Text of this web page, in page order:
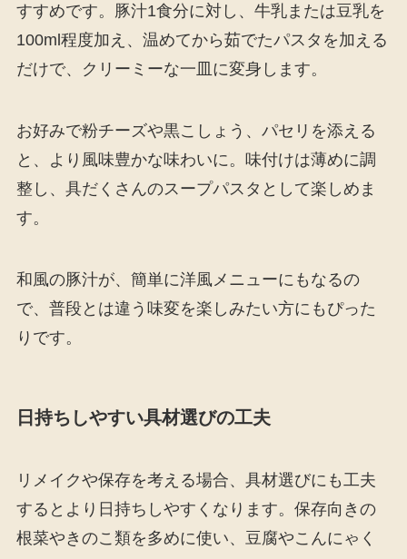
すすめです。豚汁1食分に対し、牛乳または豆乳を
100ml程度加え、温めてから茹でたパスタを加える
だけで、クリーミーな一皿に変身します。
お好みで粉チーズや黒こしょう、パセリを添える
と、より風味豊かな味わいに。味付けは薄めに調
整し、具だくさんのスープパスタとして楽しめま
す。
和風の豚汁が、簡単に洋風メニューにもなるの
で、普段とは違う味変を楽しみたい方にもぴった
りです。
日持ちしやすい具材選びの工夫
リメイクや保存を考える場合、具材選びにも工夫
するとより日持ちしやすくなります。保存向きの
根菜やきのこ類を多めに使い、豆腐やこんにゃく